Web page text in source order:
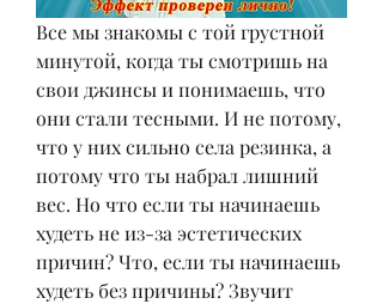
Все мы знакомы с той грустной
минутой, когда ты смотришь на
свои джинсы и понимаешь, что
они стали тесными. И не потому,
что у них сильно села резинка, а
потому что ты набрал лишний
вес. Но что если ты начинаешь
худеть не из-за эстетических
причин? Что, если ты начинаешь
худеть без причины? Звучит